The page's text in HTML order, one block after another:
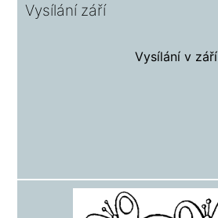
Vysílání září
Vysílání v září